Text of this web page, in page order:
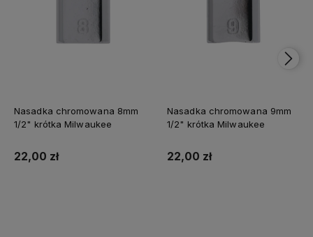
Nasadka chromowana 8mm
1/2" krótka Milwaukee
22,00 zł
Nasadka chromowana 9mm
1/2" krótka Milwaukee
22,00 zł